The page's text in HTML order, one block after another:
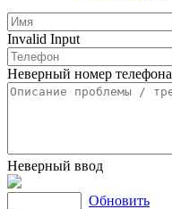
Invalid Input
Неверный номер телефона
Неверный ввод
Обновить